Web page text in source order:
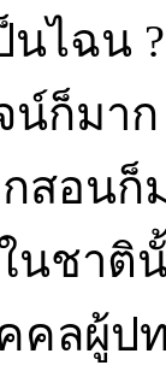
นไฉน ?
ก็มาก
สอนก็
นชาติ
คลผู้ป